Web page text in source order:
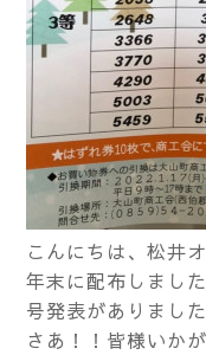
こんにちは、松井
年末に配布しまし
号発表がありまし
さあ！！皆様いか